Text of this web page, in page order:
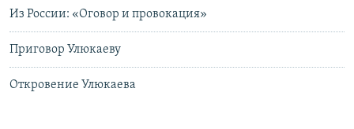
Из России: «Оговор и провокация»
Приговор Улюкаеву
Откровение Улюкаева